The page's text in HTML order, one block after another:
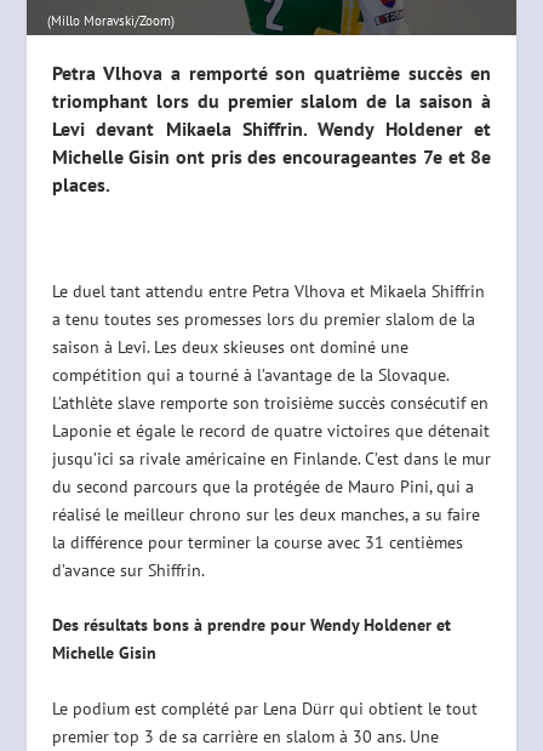
(Millo Moravski/Zoom)
Petra Vlhova a remporté son quatrième succès en
triomphant lors du premier slalom de la saison à
Levi devant Mikaela Shiffrin. Wendy Holdener et
Michelle Gisin ont pris des encourageantes 7e et 8e
places.
Le duel tant attendu entre Petra Vlhova et Mikaela Shiffrin
a tenu toutes ses promesses lors du premier slalom de la
saison à Levi. Les deux skieuses ont dominé une
compétition qui a tourné à l’avantage de la Slovaque.
L’athlète slave remporte son troisième succès consécutif en
Laponie et égale le record de quatre victoires que détenait
jusqu’ici sa rivale américaine en Finlande. C’est dans le mur
du second parcours que la protégée de Mauro Pini, qui a
réalisé le meilleur chrono sur les deux manches, a su faire
la différence pour terminer la course avec 31 centièmes
d’avance sur Shiffrin.
Des résultats bons à prendre pour Wendy Holdener et
Michelle Gisin
Le podium est complété par Lena Dürr qui obtient le tout
premier top 3 de sa carrière en slalom à 30 ans. Une